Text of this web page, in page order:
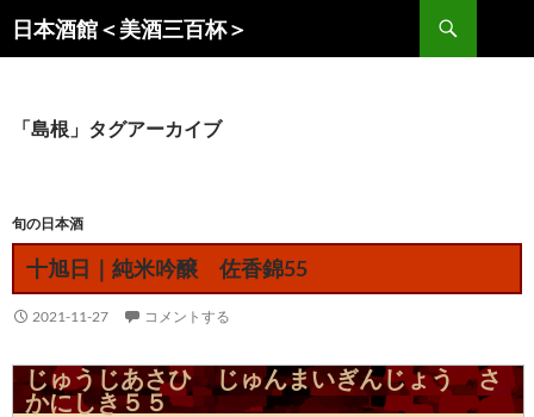
ン
キ
ッ
日本酒館＜美酒三百杯＞
索
「島根」タグアーカイブ
旬の日本酒
十旭日｜純米吟醸 佐香錦55
2021-11-27 コメントする
じゅうじあさひ じゅんまいぎんじょう さ
かにしき５５